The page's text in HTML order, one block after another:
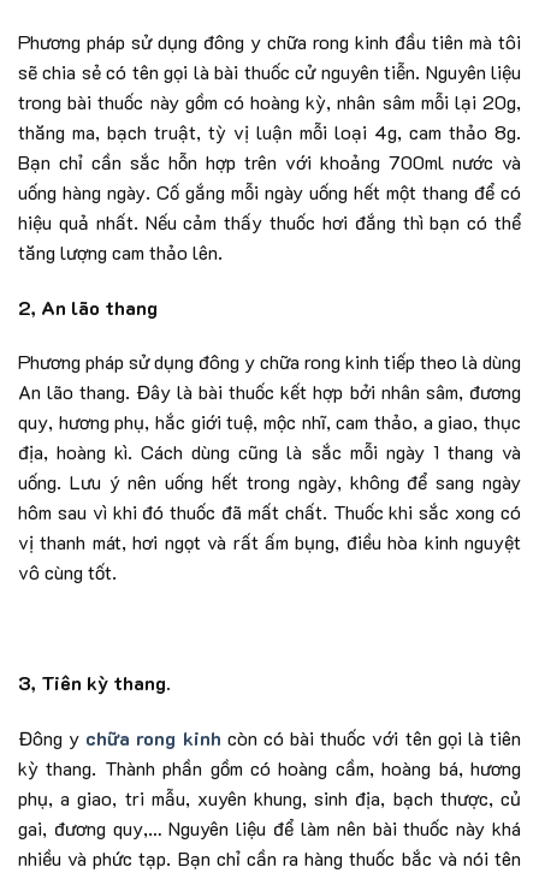
Phương pháp sử dụng đông y chữa rong kinh đầu tiên mà tôi
sẽ chia sẻ có tên gọi là bài thuốc cử nguyên tiễn. Nguyên liệu
trong bài thuốc này gồm có hoàng kỳ, nhân sâm mỗi lại 20g,
thăng ma, bạch truật, tỳ vị luận mỗi loại 4g, cam thảo 8g.
Bạn chỉ cần sắc hỗn hợp trên với khoảng 700ml nước và
uống hàng ngày. Cố gắng mỗi ngày uống hết một thang để có
hiệu quả nhất. Nếu cảm thấy thuốc hơi đắng thì bạn có thể
tăng lượng cam thảo lên.
2, An lão thang
Phương pháp sử dụng đông y chữa rong kinh tiếp theo là dùng
An lão thang. Đây là bài thuốc kết hợp bởi nhân sâm, đương
quy, hương phụ, hắc giới tuệ, mộc nhĩ, cam thảo, a giao, thục
địa, hoàng kì. Cách dùng cũng là sắc mỗi ngày 1 thang và
uống. Lưu ý nên uống hết trong ngày, không để sang ngày
hôm sau vì khi đó thuốc đã mất chất. Thuốc khi sắc xong có
vị thanh mát, hơi ngọt và rất ấm bụng, điều hòa kinh nguyệt
vô cùng tốt.
3, Tiên kỳ thang.
Đông y chữa rong kinh còn có bài thuốc với tên gọi là tiên
kỳ thang. Thành phần gồm có hoàng cầm, hoàng bá, hương
phụ, a giao, tri mẫu, xuyên khung, sinh địa, bạch thược, củ
gai, đương quy,… Nguyên liệu để làm nên bài thuốc này khá
nhiều và phức tạp. Bạn chỉ cần ra hàng thuốc bắc và nói tên